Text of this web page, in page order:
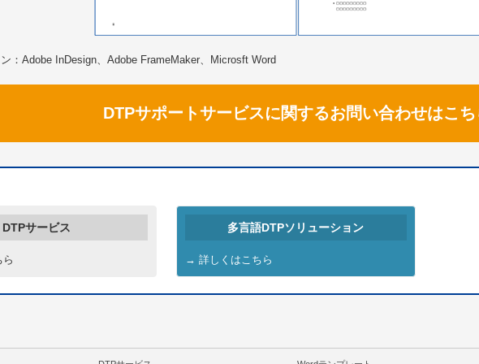
：Adobe InDesign、Adobe FrameMaker、Microsft Word
DTPサポートサービスに関するお問い合わせはこち
DTPサービス 多言語DTPソリューション
→ 詳しくはこちら